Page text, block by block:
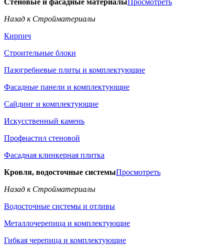
Стеновые и фасадные материалыПросмотреть
Назад к Стройматериалы
Кирпич
Строительные блоки
Пазогребневые плиты и комплектующие
Фасадные панели и комплектующие
Сайдинг и комплектующие
Искусственный камень
Профнастил стеновой
Фасадная клинкерная плитка
Кровля, водосточные системыПросмотреть
Назад к Стройматериалы
Водосточные системы и отливы
Металлочерепица и комплектующие
Гибкая черепица и комплектующие